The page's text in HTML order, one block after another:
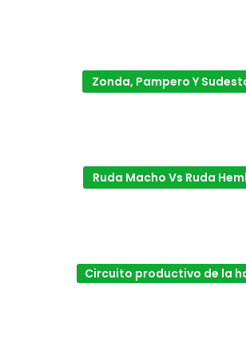
Zonda, Pampero Y
Ruda Macho Vs Ruda
Circuito productivo de la